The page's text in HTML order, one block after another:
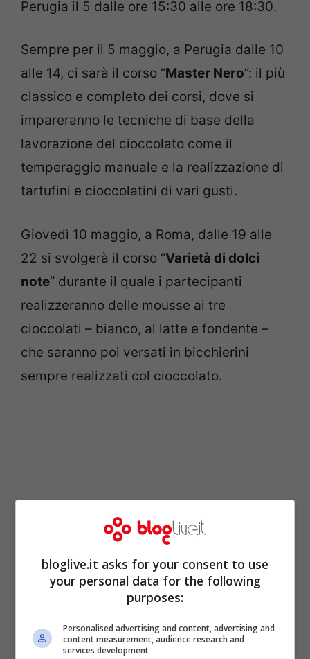
Perugia il 5 dalle ore 15:30 alle ore 18:30.
Sempre per il 5 maggio, a Perugia dalle 10
alle 14, ci sarà il corso “Master Nero”: il più
classico e completo dei corsi, dove si
impareranno le tecniche di base della
lavorazione del cioccolato come il
temperaggio manuale e la realizzazione di
tartufini e cioccolatini di vari gusti.
Giovedì 10 maggio, a Roma, dalle 19 alle
22 si svolgerà il corso “Varietà di dolci
note” durante il quale i partecipanti
realizzeranno delle mousse ai tre
cioccolati – bianco, al latte e fondente –
che saranno poi versati in bicchierini
sempre realizzati col cioccolato.
Il resto delle date saranno tutte per i corsi
di Perugia: sabato 12, ad esempio, ci si
potrà cimentare nella realizzazione del
bloglive.it asks for your consent to use
your personal data for the following
purposes:
Personalised advertising and content, advertising and
content measurement, audience research and
services development